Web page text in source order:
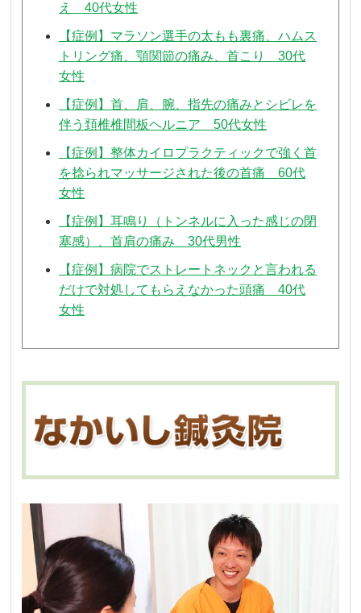
え 40代女性
【症例】マラソン選手の太もも裏痛、ハムス
トリング痛、顎関節の痛み、首こり 30代
女性
【症例】首、肩、腕、指先の痛みとシビレを
伴う頚椎椎間板ヘルニア 50代女性
【症例】整体カイロプラクティックで強く首
を捻られマッサージされた後の首痛 60代
女性
【症例】耳鳴り（トンネルに入った感じの閉
塞感）、首肩の痛み 30代男性
【症例】病院でストレートネックと言われる
だけで対処してもらえなかった頭痛 40代
女性